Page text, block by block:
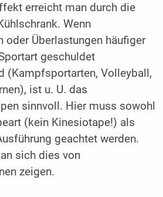
erreicht man durch die
Wenn
oder Überlastungen häufiger
geschuldet
(Kampfsport­arten, Volleyball,
ist u. U. das
sinnvoll. Hier muss sowohl
(kein Kinesiotape!) als
geachtet werden.
sich dies von
zeigen.